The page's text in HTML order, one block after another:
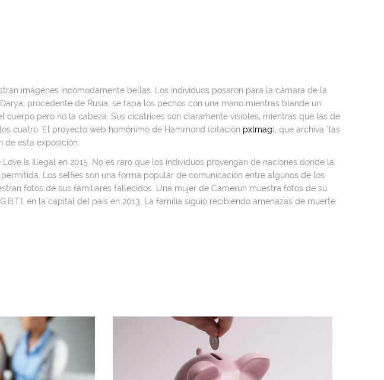
imágenes incómodamente bellas. Los individuos posaron para la cámara de la
procedente de Rusia, se tapa los pechos con una mano mientras blande un
pero no la cabeza. Sus cicatrices son claramente visibles, mientras que las de
cuatro. El proyecto web homónimo de Hammond (citación pxlmag), que archiva "las
esta exposición.
Is Illegal en 2015. No es raro que los individuos provengan de naciones donde la
Los selfies son una forma popular de comunicación entre algunos de los
fotos de sus familiares fallecidos. Una mujer de Camerún muestra fotos de su
en la capital del país en 2013. La familia siguió recibiendo amenazas de muerte